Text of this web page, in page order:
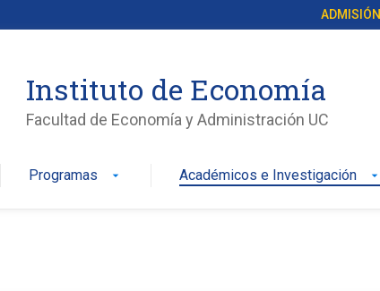
ADMISIÓN
Instituto de Economía
Facultad de Economía y Administración UC
Programas arrow_drop_down Académicos e Investigación arrow_drop_down